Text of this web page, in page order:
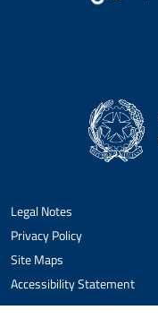
Legal Notes
Privacy Policy
Site Maps
Accessibility Statement